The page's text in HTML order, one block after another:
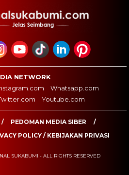
NETWORK
Whatsapp.com
Youtube.com
PEDOMAN MEDIA SIBER
POLICY / KEBIJAKAN PRIVASI
SUKABUMI - ALL RIGHTS RESERVED